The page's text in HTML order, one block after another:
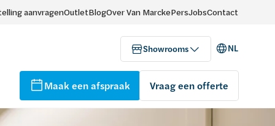
aanvragenOutletBlogOver Van MarckePersJobsContact
Showrooms NL
Maak een afspraak Vraag een offerte